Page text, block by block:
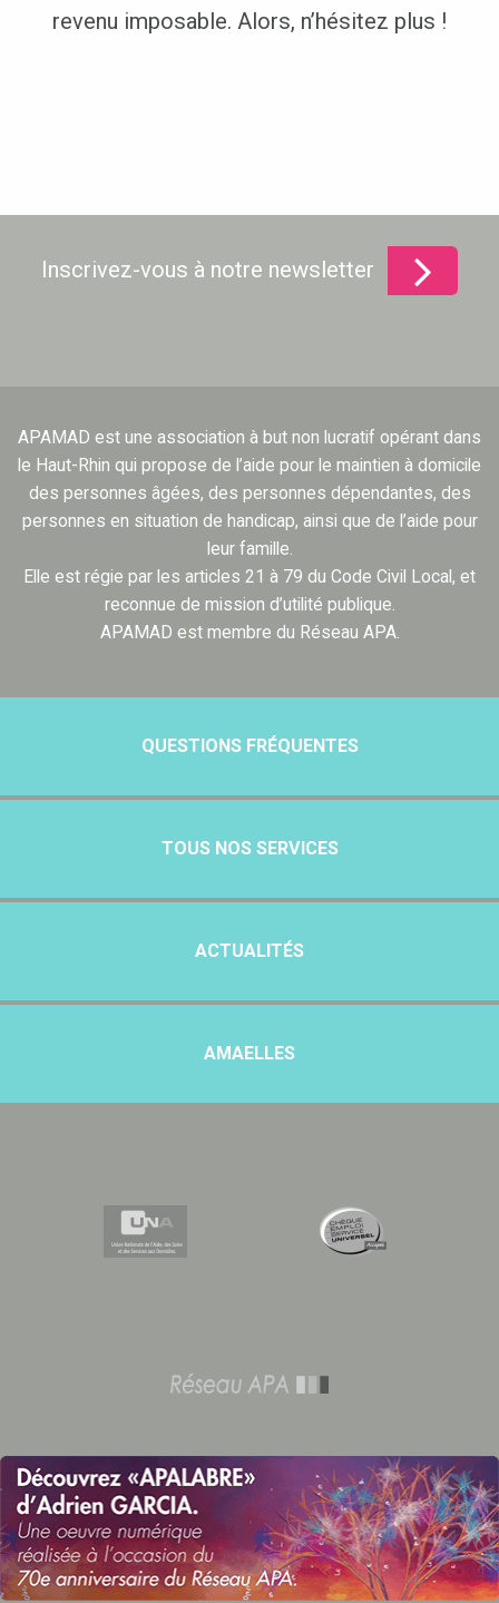
revenu imposable. Alors, n’hésitez plus !
Inscrivez-vous à notre newsletter
APAMAD est une association à but non lucratif opérant dans
le Haut-Rhin qui propose de l’aide pour le maintien à domicile
des personnes âgées, des personnes dépendantes, des
personnes en situation de handicap, ainsi que de l’aide pour
leur famille.
Elle est régie par les articles 21 à 79 du Code Civil Local, et
reconnue de mission d’utilité publique.
APAMAD est membre du Réseau APA.
QUESTIONS FRÉQUENTES
TOUS NOS SERVICES
ACTUALITÉS
AMAELLES